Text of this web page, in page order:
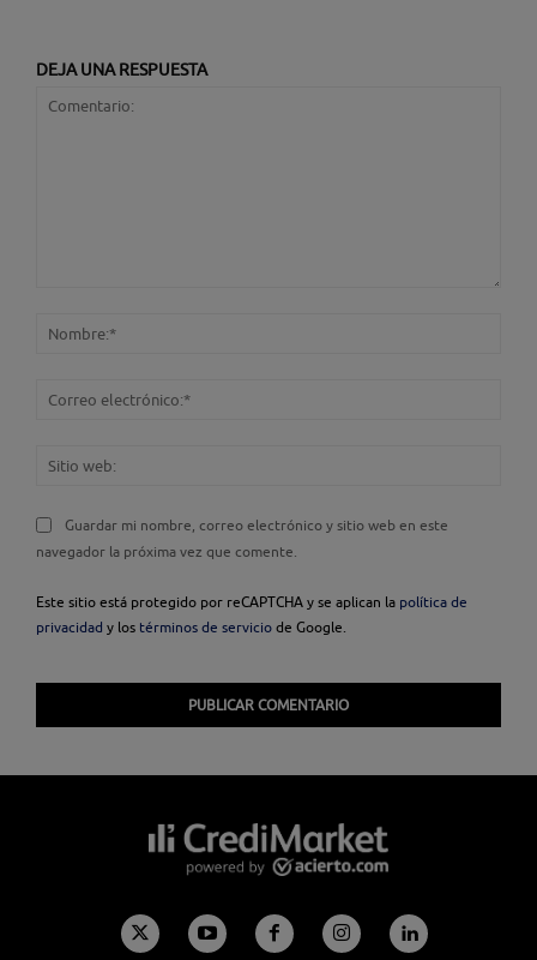
DEJA UNA RESPUESTA
Guardar mi nombre, correo electrónico y sitio web en este
navegador la próxima vez que comente.
Este sitio está protegido por reCAPTCHA y se aplican la política de
privacidad y los términos de servicio de Google.